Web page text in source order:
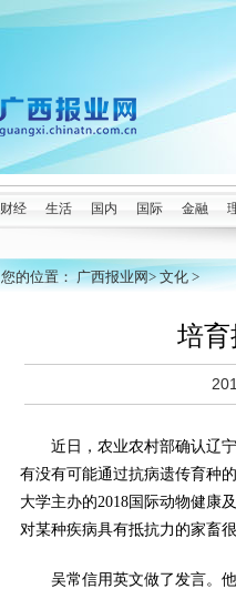
财经 生活 国内 国际 金融
您的位置：广西报业网>文化>
培
近日，农业农村部确认辽
有没有可能通过抗病遗传育种
大学主办的2018国际动物健康
对某种疾病具有抵抗力的家畜
吴常信用英文做了发言。